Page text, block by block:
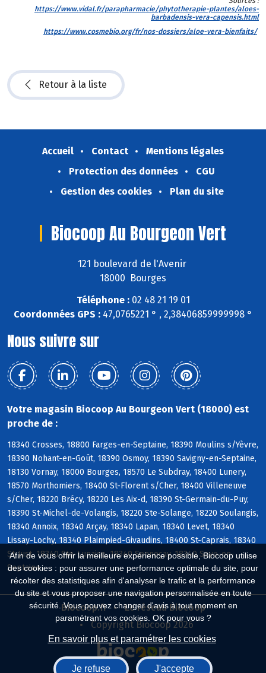
Afin de vous offrir la meilleure expérience possible, Biocoop utilise
des cookies : pour assurer une performance optimale du site, pour
récolter des statistiques afin d'analyser le trafic et la performance
du site et vous proposer une navigation personnalisée en toute
sécurité. Vous pouvez changer d'avis à tout moment en
paramétrant vos cookies. OK pour vous ?
En savoir plus et paramétrer les cookies
Je refuse J'accepte
https://www.vidal.fr/parapharmacie/phytotherapie-plantes/aloes-
barbadensis-vera-capensis.html
https://www.cosmebio.org/fr/nos-dossiers/aloe-vera-bienfaits/
Retour à la liste
Accueil Contact
Mentions légales
Protection des données
CGU
Gestion des cookies
Plan du site
Biocoop Au Bourgeon Vert
121 boulevard de l'Avenir
18000 Bourges
Téléphone :02 48 21 19 01
Coordonnées GPS : 47,0765221 ° , 2,38406859999998 °
Nous suivre sur
Votre magasin Biocoop Au Bourgeon Vert (18000) est
proche de :
18340 Crosses, 18800 Farges-en-Septaine, 18390 Moulins s/Yèvre,
18390 Nohant-en-Goût, 18390 Osmoy, 18390 Savigny-en-Septaine,
18130 Vornay, 18000 Bourges, 18570 Le Subdray, 18400 Lunery,
18570 Morthomiers, 18400 St-Florent s/Cher, 18400 Villeneuve
s/Cher, 18220 Brécy, 18220 Les Aix-d, 18390 St-Germain-du-Puy,
18390 St-Michel-de-Volangis, 18220 Ste-Solange, 18220 Soulangis,
18340 Annoix, 18340 Arçay, 18340 Lapan, 18340 Levet, 18340
Lissay-Lochy, 18340 Plaimpied-Givaudins, 18400 St-Caprais, 18340
St-Just, 18340 Ste-Lunaise, 18340 Senneçay, 18340 Soye-en-
Septaine
Biocoop.fr
Le réseau Biocoop
Copyright Biocoop 2026